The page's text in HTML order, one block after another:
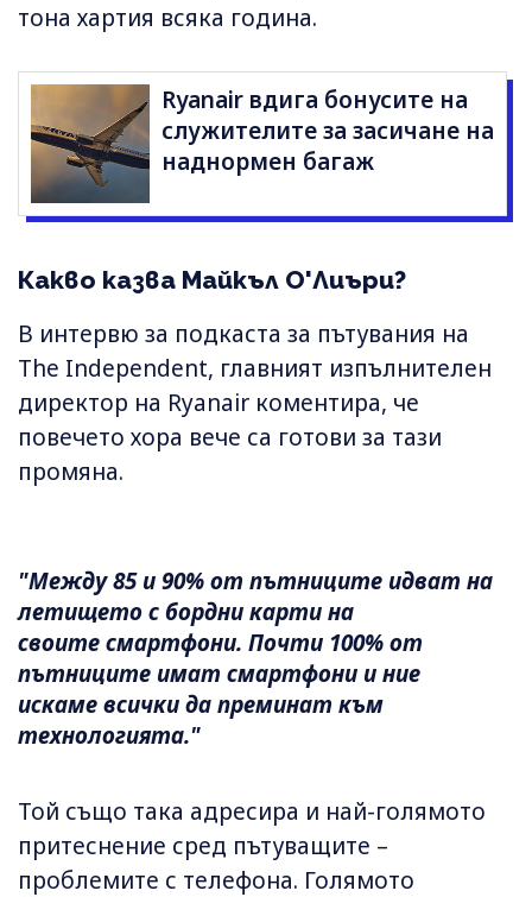
тона хартия всяка година.
Ryanair вдига бонусите на
служителите за засичане на
наднормен багаж
Какво казва Майкъл О'Лиъри?
В интервю за подкаста за пътувания на
The Independent, главният изпълнителен
директор на Ryanair коментира, че
повечето хора вече са готови за тази
промяна.
"Между 85 и 90% от пътниците идват на
летището с бордни карти на
своите смартфони. Почти 100% от
пътниците имат смартфони и ние
искаме всички да преминат към
технологията."
Той също така адресира и най-голямото
притеснение сред пътуващите –
проблемите с телефона. Голямото